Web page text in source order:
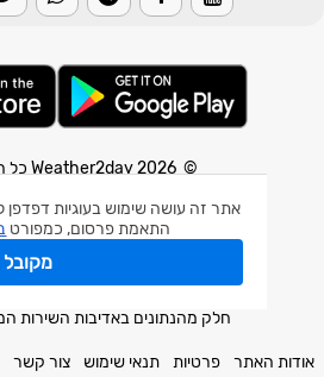
אתר זה עושה שימוש בעוגיות דפדפן
התאמת פרסום, כמפורט
מקובל
© 2026 Weather2day כל הזכויות שמורות
אפליקצית מזג
אפליקצית רעידת
אפליקצית מכ"ם
חלק מהנתונים באדיבות השירות
אודות האתר פרטיות תנאי שימוש צור קשר